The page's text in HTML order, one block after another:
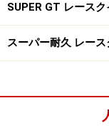
SUPER GT レース
スーパー耐久 レー